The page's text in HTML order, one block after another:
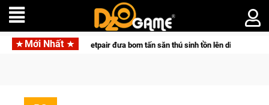
Mới Nhất
Pocketpair đưa bom tấn săn thú sinh tồn lên di động với tên gọi Palworld